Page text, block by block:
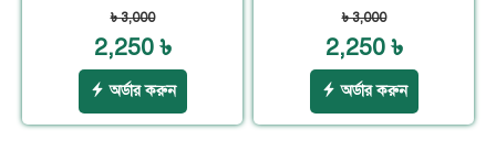
৳ 3,000
2,250 ৳
অর্ডার করুন
৳ 3,000
2,250 ৳
অর্ডার করুন